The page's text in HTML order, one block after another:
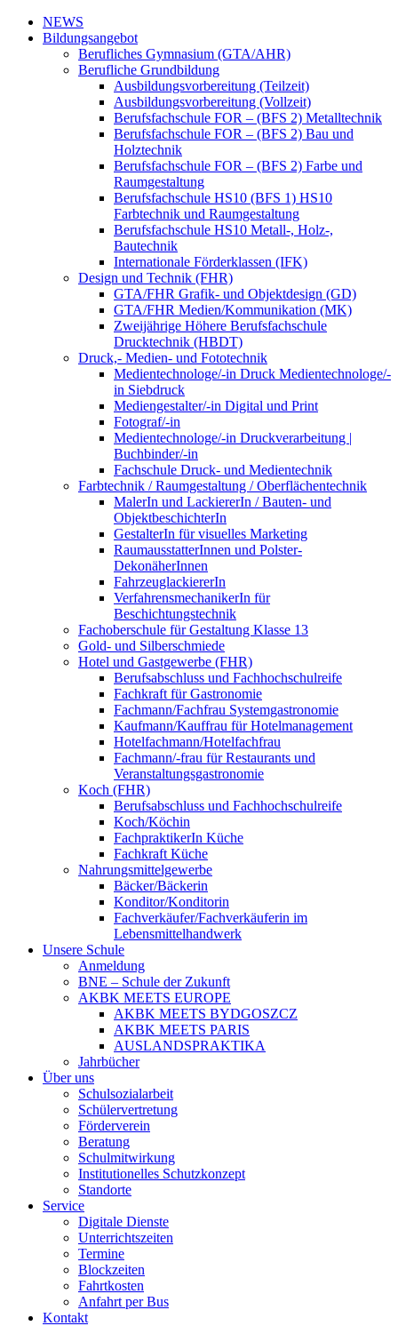
NEWS
Bildungsangebot
Berufliches Gymnasium (GTA/AHR)
Berufliche Grundbildung
Ausbildungsvorbereitung (Teilzeit)
Ausbildungsvorbereitung (Vollzeit)
Berufsfachschule FOR – (BFS 2) Metalltechnik
Berufsfachschule FOR – (BFS 2) Bau und
Holztechnik
Berufsfachschule FOR – (BFS 2) Farbe und
Raumgestaltung
Berufsfachschule HS10 (BFS 1) HS10
Farbtechnik und Raumgestaltung
Berufsfachschule HS10 Metall-, Holz-,
Bautechnik
Internationale Förderklassen (IFK)
Design und Technik (FHR)
GTA/FHR Grafik- und Objektdesign (GD)
GTA/FHR Medien/Kommunikation (MK)
Zweijährige Höhere Berufsfachschule
Drucktechnik (HBDT)
Druck,- Medien- und Fototechnik
Medientechnologe/-in Druck Medientechnologe/-
in Siebdruck
Mediengestalter/-in Digital und Print
Fotograf/-in
Medientechnologe/-in Druckverarbeitung |
Buchbinder/-in
Fachschule Druck- und Medientechnik
Farbtechnik / Raumgestaltung / Oberflächentechnik
MalerIn und LackiererIn / Bauten- und
ObjektbeschichterIn
GestalterIn für visuelles Marketing
RaumausstatterInnen und Polster-
DekonäherInnen
FahrzeuglackiererIn
VerfahrensmechanikerIn für
Beschichtungstechnik
Fachoberschule für Gestaltung Klasse 13
Gold- und Silberschmiede
Hotel und Gastgewerbe (FHR)
Berufsabschluss und Fachhochschulreife
Fachkraft für Gastronomie
Fachmann/Fachfrau Systemgastronomie
Kaufmann/Kauffrau für Hotelmanagement
Hotelfachmann/Hotelfachfrau
Fachmann/-frau für Restaurants und
Veranstaltungsgastronomie
Koch (FHR)
Berufsabschluss und Fachhochschulreife
Koch/Köchin
FachpraktikerIn Küche
Fachkraft Küche
Nahrungsmittelgewerbe
Bäcker/Bäckerin
Konditor/Konditorin
Fachverkäufer/Fachverkäuferin im
Lebensmittelhandwerk
Unsere Schule
Anmeldung
BNE – Schule der Zukunft
AKBK MEETS EUROPE
AKBK MEETS BYDGOSZCZ
AKBK MEETS PARIS
AUSLANDSPRAKTIKA
Jahrbücher
Über uns
Schulsozialarbeit
Schülervertretung
Förderverein
Beratung
Schulmitwirkung
Institutionelles Schutzkonzept
Standorte
Service
Digitale Dienste
Unterrichtszeiten
Termine
Blockzeiten
Fahrtkosten
Anfahrt per Bus
Kontakt